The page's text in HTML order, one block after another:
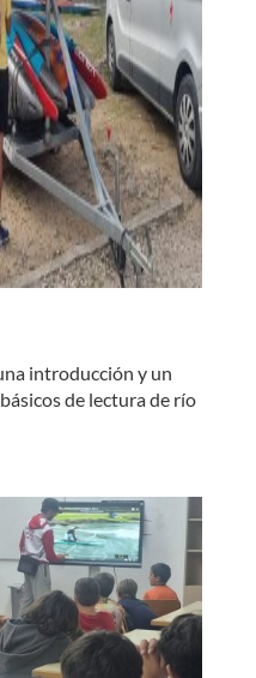
introducción y un
de lectura de río